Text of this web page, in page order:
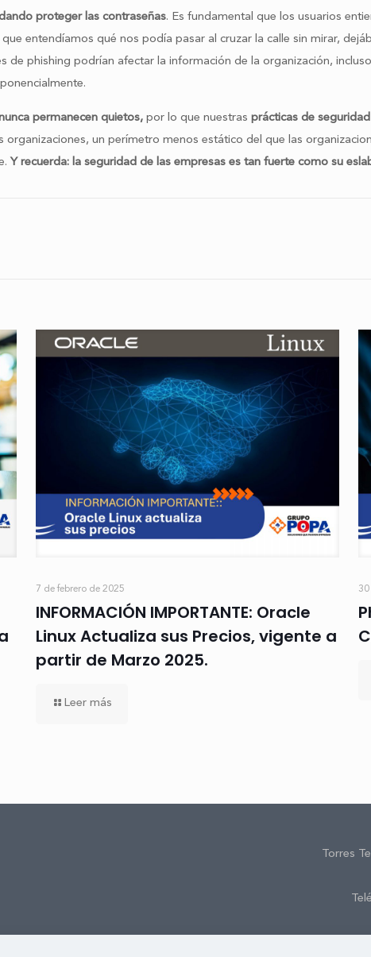
proteger las contraseñas. Es fundamental que los usuarios
entendíamos qué nos podía pasar al cruzar la calle sin mirar,
de phishing podrían afectar la información de la organización,
permanecen quietos, por lo que nuestrasprácticas de
organizaciones, un perímetro menos estático del que las
Y recuerda: la seguridad de las empresas es tan fuerte como su
7 de febrero de 2025
INFORMACIÓN IMPORTANTE: Oracle
Linux Actualiza sus Precios, vigente a
partir de Marzo 2025.
Leer más
30
Torres